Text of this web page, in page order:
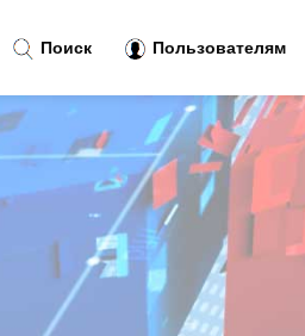
Поиск Пользователям